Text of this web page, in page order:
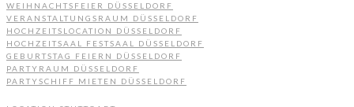
WEIHNACHTSFEIER DÜSSELDORF
VERANSTALTUNGSRAUM DÜSSELDORF
HOCHZEITSLOCATION DÜSSELDORF
HOCHZEITSAAL FESTSAAL DÜSSELDORF
GEBURTSTAG FEIERN DÜSSELDORF
PARTYRAUM DÜSSELDORF
PARTYSCHIFF MIETEN DÜSSELDORF